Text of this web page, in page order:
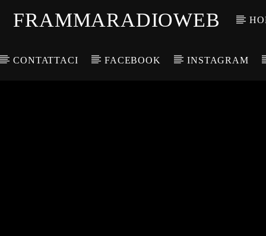
FRAMMARADIOWEB
CONTATTACI FACEBOOK INSTAGRAM